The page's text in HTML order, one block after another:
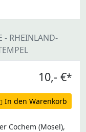
- RHEINLAND-
10,- €*
In den Warenkorb
Cochem (Mosel),